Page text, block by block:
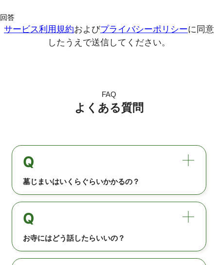
サービス利用規約およびプライバシーポリシーに同意
したうえで送信してください。
FAQ
よくある質問
Q
墓じまいはいくらぐらいかかるの？
Q
お寺にはどう話したらいいの？